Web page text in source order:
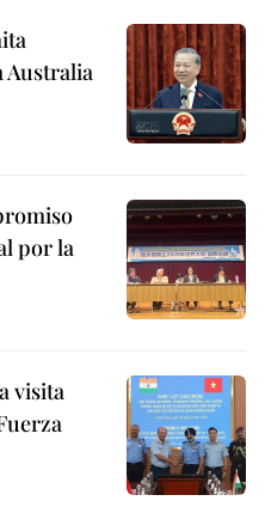
Australia
por la
visita